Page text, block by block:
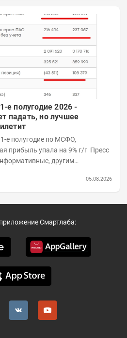
е полугодие 2026 -
падать, но лучшее
е полугодие по МСФО,
упала на 9% г/г Пресс
другим
05.08.2026
Смартлаба: